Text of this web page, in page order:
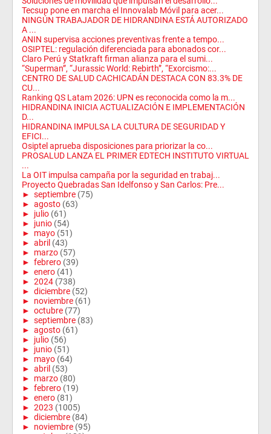
Tecsup pone en marcha el Innovalab Móvil para acer...
NINGÚN TRABAJADOR DE HIDRANDINA ESTÁ AUTORIZADO
A ...
ANIN supervisa acciones preventivas frente a tempo...
OSIPTEL: regulación diferenciada para abonados cor...
Claro Perú y Statkraft firman alianza para el sumi...
“Superman”, “Jurassic World: Rebirth”, “Exorcismo:...
CENTRO DE SALUD CACHICADÁN DESTACA CON 83.3% DE
CU...
Ranking QS Latam 2026: UPN es reconocida como la m...
HIDRANDINA INICIA ACTUALIZACIÓN E IMPLEMENTACIÓN
D...
HIDRANDINA IMPULSA LA CULTURA DE SEGURIDAD Y
EFICI...
Osiptel aprueba disposiciones para priorizar la co...
PROSALUD LANZA EL PRIMER EDTECH INSTITUTO VIRTUAL
...
La OIT impulsa campaña por la seguridad en trabaj...
Proyecto Quebradas San Idelfonso y San Carlos: Pre...
► septiembre (75)
► agosto (63)
► julio (61)
► junio (54)
► mayo (51)
► abril (43)
► marzo (57)
► febrero (39)
► enero (41)
► 2024 (738)
► diciembre (52)
► noviembre (61)
► octubre (77)
► septiembre (83)
► agosto (61)
► julio (56)
► junio (51)
► mayo (64)
► abril (53)
► marzo (80)
► febrero (19)
► enero (81)
► 2023 (1005)
► diciembre (84)
► noviembre (95)